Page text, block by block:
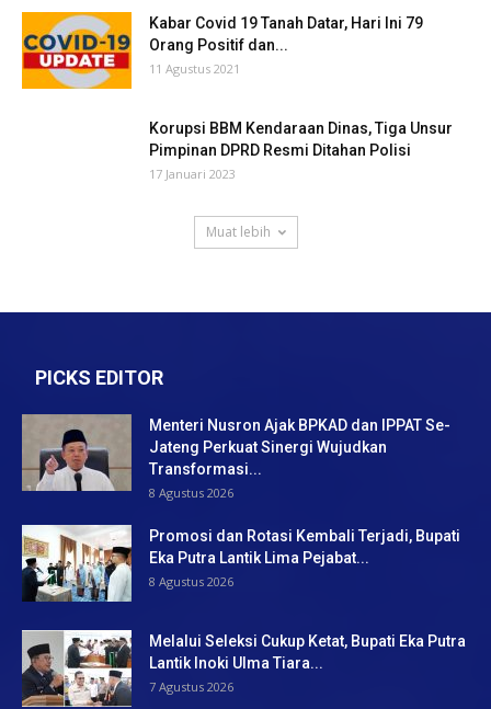
Kabar Covid 19 Tanah Datar, Hari Ini 79
Orang Positif dan...
11 Agustus 2021
Korupsi BBM Kendaraan Dinas, Tiga Unsur
Pimpinan DPRD Resmi Ditahan Polisi
17 Januari 2023
Muat lebih
PICKS EDITOR
Menteri Nusron Ajak BPKAD dan IPPAT Se-
Jateng Perkuat Sinergi Wujudkan
Transformasi...
8 Agustus 2026
Promosi dan Rotasi Kembali Terjadi, Bupati
Eka Putra Lantik Lima Pejabat...
8 Agustus 2026
Melalui Seleksi Cukup Ketat, Bupati Eka Putra
Lantik Inoki Ulma Tiara...
7 Agustus 2026